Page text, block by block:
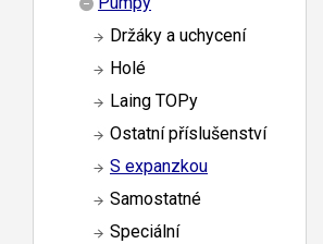
Držáky a uchycení
Holé
Laing TOPy
Ostatní příslušenství
S expanzkou
Samostatné
Speciální